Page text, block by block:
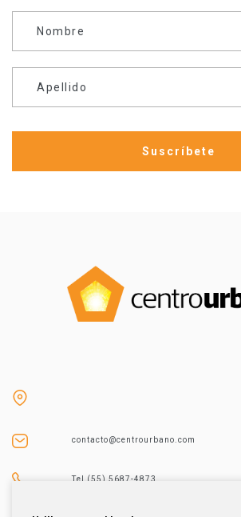
Nombre
Apellido
contacto@centrourbano.com
Tel (55) 5687-4873